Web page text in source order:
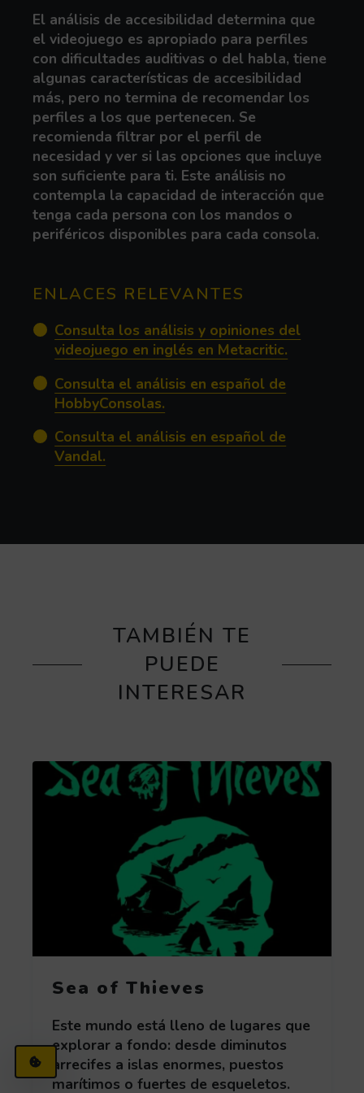
CONFIGURACIÓN DE COOKIES
(ABRE EN VENTANA MODAL)
El análisis de accesibilidad determina que
el videojuego es apropiado para perfiles
con dificultades auditivas o del habla, tiene
algunas características de accesibilidad
más, pero no termina de recomendar los
perfiles a los que pertenecen. Se
recomienda filtrar por el perfil de
necesidad y ver si las opciones que incluye
son suficiente para ti. Este análisis no
contempla la capacidad de interacción que
tenga cada persona con los mandos o
periféricos disponibles para cada consola.
ENLACES RELEVANTES
Consulta los análisis y opiniones del
videojuego en inglés en Metacritic.
Consulta el análisis en español de
HobbyConsolas.
Consulta el análisis en español de
Vandal.
TAMBIÉN TE
PUEDE
INTERESAR
Sea of Thieves
Este mundo está lleno de lugares que
explorar a fondo: desde diminutos
arrecifes a islas enormes, puestos
marítimos o fuertes de esqueletos.
Obtén más información acerca de Sea of Thieves